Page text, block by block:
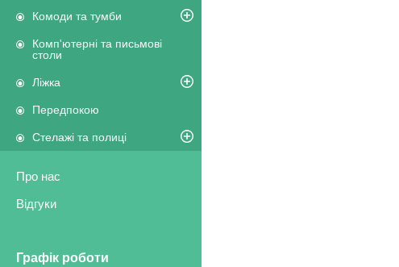
Комоди та тумби
Комп'ютерні та письмові
столи
Ліжка
Передпокою
Стелажі та полиці
Про нас
Відгуки
Графік роботи